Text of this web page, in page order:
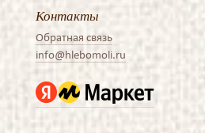
Контакты
Обратная связь
info@hlebomoli.ru